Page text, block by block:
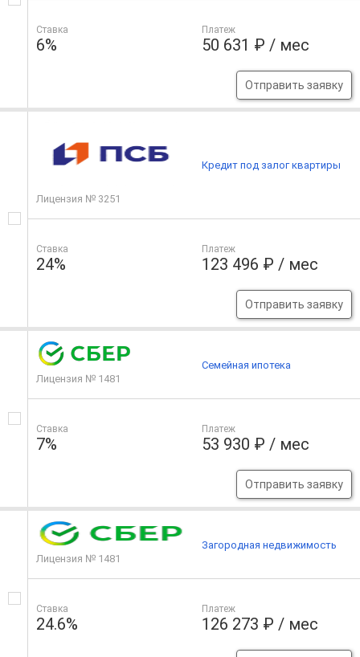
Ставка
6%
Платеж
50 631 ₽ / мес
Отправить заявку
Лицензия № 3251
Ставка
24%
Платеж
123 496 ₽ / мес
Отправить заявку
Кредит под залог квартиры
Лицензия № 1481
Ставка
7%
Платеж
53 930 ₽ / мес
Отправить заявку
Семейная ипотека
Лицензия № 1481
Ставка
24.6%
Платеж
126 273 ₽ / мес
Загородная недвижимость